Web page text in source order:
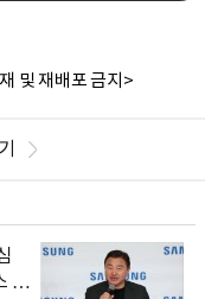
및 재배포 금지>
출